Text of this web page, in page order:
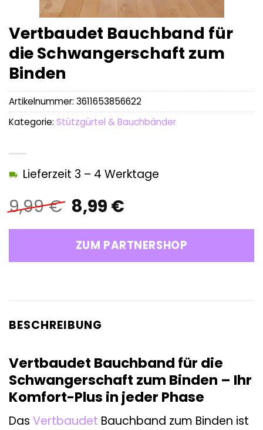
Vertbaudet Bauchband für
die Schwangerschaft zum
Binden
9,99€ Ursprünglicher
Preis
war:
9,99 €
8,99 €Aktueller
ist:
8,99 €.
Lieferzeit 3 – 4 Werktage
ZUM PARTNERSHOP
Artikelnummer: 3611653856622
Kategorie: Stützgürtel & Bauchbänder
BESCHREIBUNG
Vertbaudet Bauchband für die
Schwangerschaft zum Binden – Ihr
Komfort-Plus in jeder Phase
Das Vertbaudet Bauchband zum Binden ist